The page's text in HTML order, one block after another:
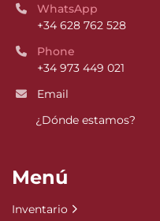
WhatsApp
+34 628 762 528
Phone
+34 973 449 021
Email
¿Dónde estamos?
Menú
Inventario